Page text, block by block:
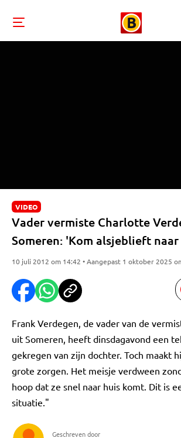
VIDEO
Vader vermiste Charlotte
Someren: 'Kom alsjeblieft
10 juli 2012 om 14:42 • Aangepast 1 oktober 2025
Frank Verdegen, de vader van de
uit Someren, heeft dinsdagavond een
gekregen van zijn dochter. Toch maakt
grote zorgen. Het meisje verdween
hoop dat ze snel naar huis komt. Dit is
situatie."
Geschreven door